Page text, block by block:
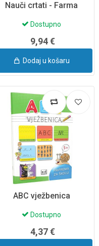
Nauči crtati - Farma
Dostupno
9,94 €
Dodaj u košaru
ABC vježbenica
Dostupno
4,37 €